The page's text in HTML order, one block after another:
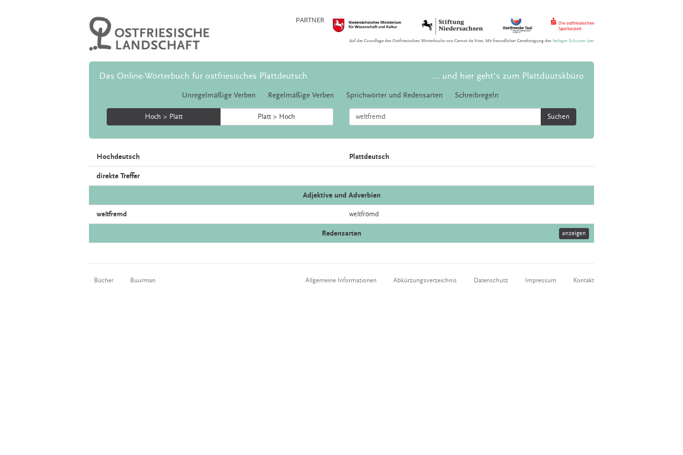
PARTNER
Auf der Grundlage des Ostfriesischen Wörterbuchs von Gernot de Vries. Mit freundlicher Genehmigung desVerlages Schuster Leer
Das Online-Wörterbuch für ostfriesisches Plattdeutsch ... und hier geht's zum Plattdüütskbüro
Unregelmäßige Verben Regelmäßige Verben Sprichwörter und Redensarten Schreibregeln
Hoch > Platt Platt > Hoch Suchen
Hochdeutsch Plattdeutsch
direkte Treffer
Adjektive und Adverbien
weltfremd weltfrömd
Redensarten anzeigen
Bücher Buurman Allgemeine Informationen Abkürzungsverzeichnis Datenschutz Impressum Kontakt